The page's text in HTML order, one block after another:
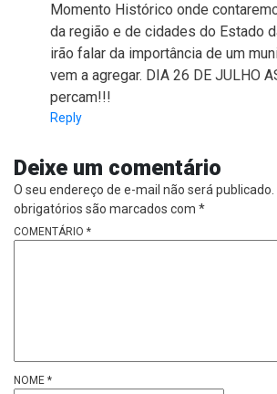
Momento Histórico onde
da região e de cidades do Estado
irão falar da importância de um
vem a agregar. DIA 26 DE JULHO
percam!!!
Reply
Deixe um comentário
O seu endereço de e-mail não será publicado.
obrigatórios são marcados com *
COMENTÁRIO *
NOME *